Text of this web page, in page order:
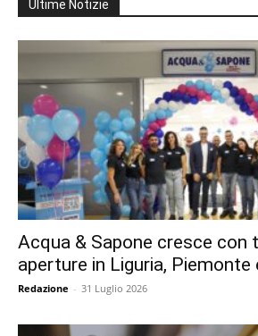
Ultime Notizie
Acqua & Sapone cresce con
aperture in Liguria, Piemonte
Redazione - 31 Luglio 2026